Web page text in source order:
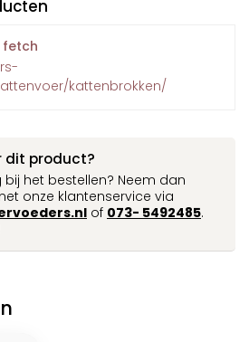
fetch
kattenbrokken/
dit product?
het bestellen? Neem dan
onze klantenservice via
of 073- 5492485.